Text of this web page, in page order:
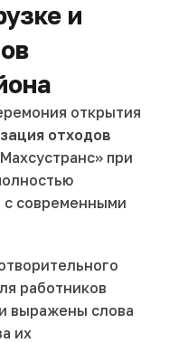
и
открытия
отходов
при
с современными
работников
выражены слова
их